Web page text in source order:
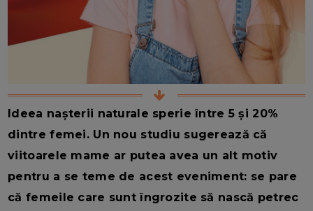
Ideea nașterii naturale sperie între 5 și 20%
dintre femei. Un nou studiu sugerează că
viitoarele mame ar putea avea un alt motiv
pentru a se teme de acest eveniment: se pare
că femeile care sunt îngrozite să nască petrec